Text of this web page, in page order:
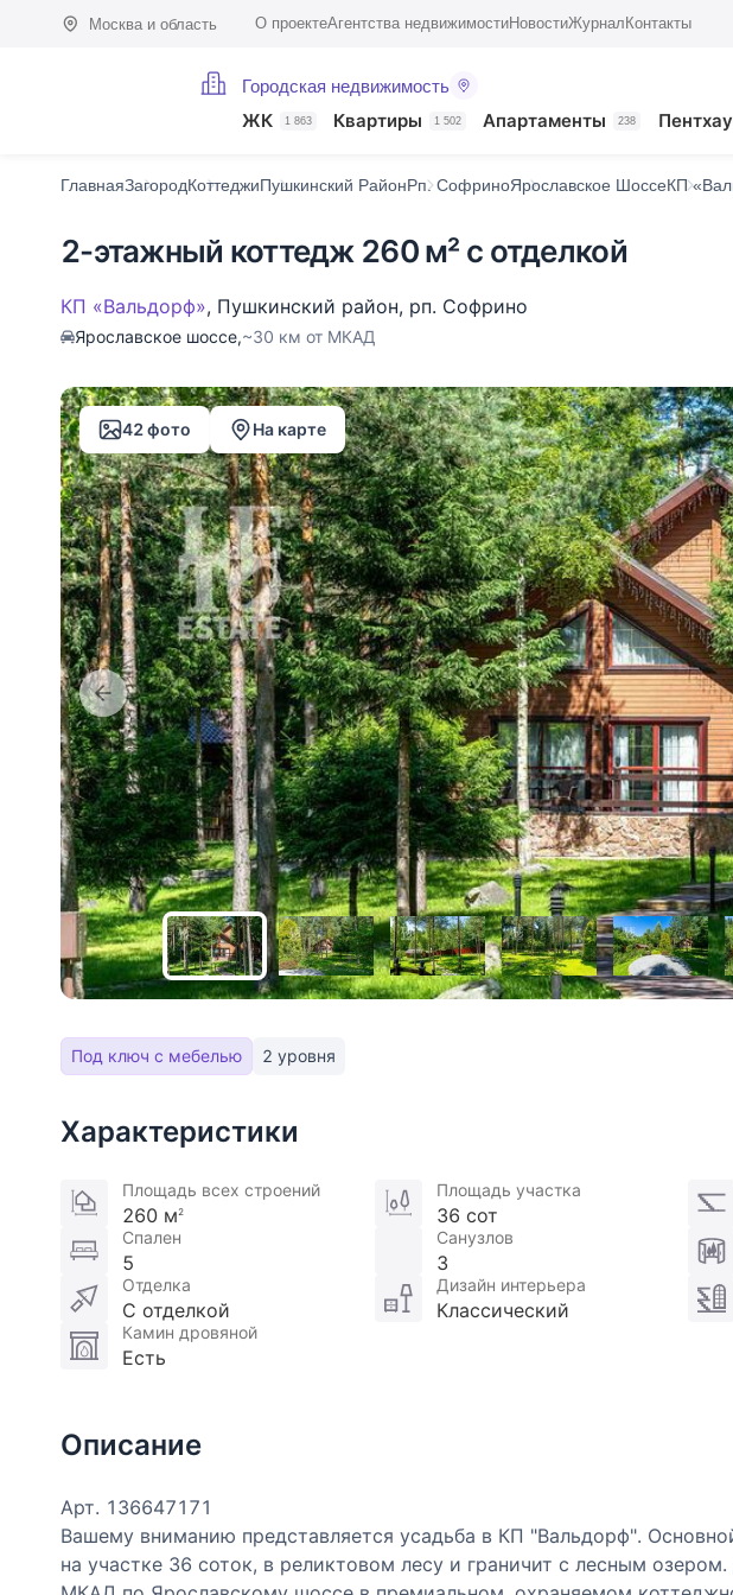
Москва и область О проектеАгентства недвижимостиНовостиЖурнал Контакты
Городская недвижимость
ЖК 1 863 Квартиры 1 502 Апартаменты 238
ГлавнаяЗагородКоттеджиПушкинский РайонРп. СофриноЯрославское ШоссеКП
2-этажный коттедж 260 м² с отделкой
КП «Вальдорф», Пушкинский район, рп. Софрино
Ярославское шоссе,~30 км от МКАД
42 фото На карте
Под ключ с мебелью 2 уровня
Характеристики
Площадь всех строений
260 м 2
Площадь участка
36 сот
Спален
5
Санузлов
3
Отделка
С отделкой
Дизайн интерьера
Классический
Камин дровяной
Есть
Описание
Арт. 136647171
Вашему вниманию представляется усадьба в КП "Вальдорф".
на участке 36 соток, в реликтовом лесу и граничит с лесным
ХарактеристикиОписаниеО поселкеНа карте